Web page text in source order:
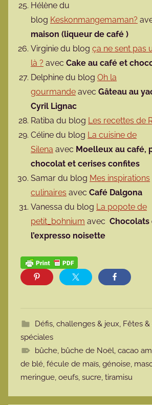
Hélène du
blog Keskonmangemaman?
maison (liqueur de café )
Virginie du blog ça ne sent pas
là ? avec Cake au café et
Delphine du blog Oh la
gourmande avec Gâteau au
Cyril Lignac
Ratiba du blog Les recettes de
Céline du blog La cuisine de
Silena avec Moelleux au café,
chocolat et cerises confites
Samar du blog Mes inspirations
culinaires avec Café Dalgona
Vanessa du blog La popote de
petit_bohnium avec
l’expresso noisette
Défis, challenges & jeux, Fêtes &
spéciales
bûche, bûche de Noël, cacao
de blé, fécule de maïs, génoise,
meringue, oeufs, sucre, tiramisu